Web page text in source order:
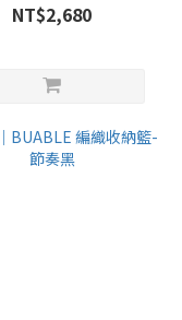
NT$2,680